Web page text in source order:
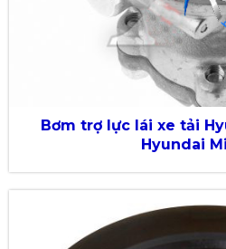
Bơm trợ lực lái xe tải
Hyundai